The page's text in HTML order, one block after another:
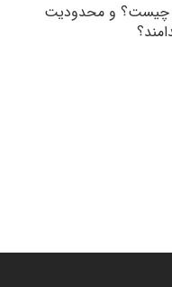
چیست؟ و محدودیت